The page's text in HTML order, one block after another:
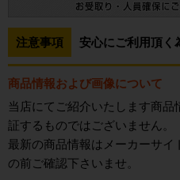
注意事項 安心にご利用頂く
商品情報および画像について
当店にてご紹介いたします商
証するものではございません。
最新の商品情報はメーカーサイ
の前ご確認下さいませ。